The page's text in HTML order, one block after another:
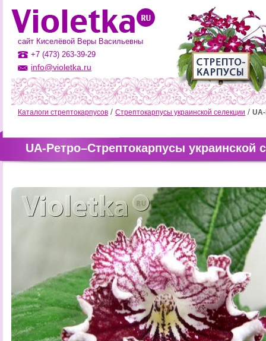
сайт Киселёвой Веры Васильевны
+7 (473) 263-39-29
info@violetka.ru
Каталоги стрептокарпусов Стрептокарпусы украинской селекции
UA-Ретро–Стрептокарпусы украинской